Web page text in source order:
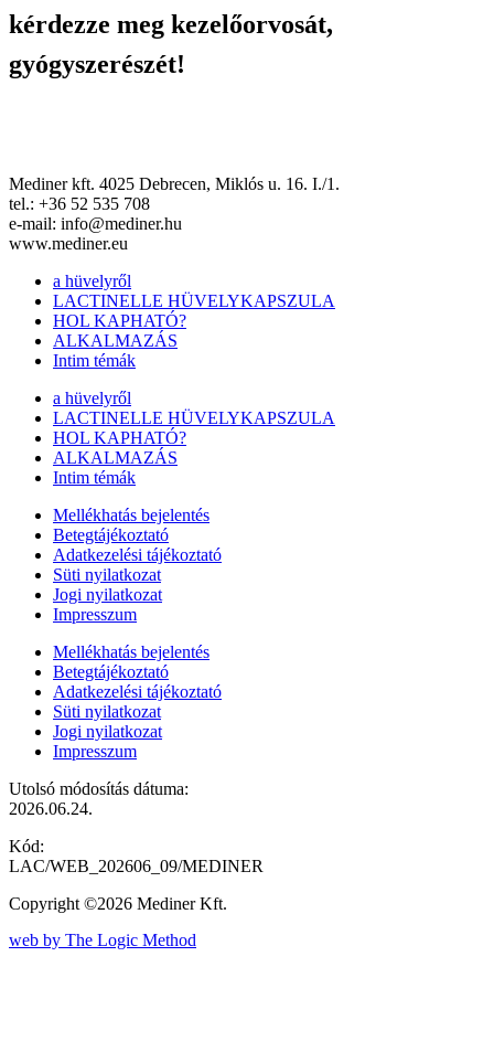
kérdezze meg kezelőorvosát,
gyógyszerészét!
Mediner kft. 4025 Debrecen, Miklós u. 16. I./1.
tel.: +36 52 535 708
e-mail: info@mediner.hu
www.mediner.eu
a hüvelyről
LACTINELLE HÜVELYKAPSZULA
HOL KAPHATÓ?
ALKALMAZÁS
Intim témák
a hüvelyről
LACTINELLE HÜVELYKAPSZULA
HOL KAPHATÓ?
ALKALMAZÁS
Intim témák
Mellékhatás bejelentés
Betegtájékoztató
Adatkezelési tájékoztató
Süti nyilatkozat
Jogi nyilatkozat
Impresszum
Mellékhatás bejelentés
Betegtájékoztató
Adatkezelési tájékoztató
Süti nyilatkozat
Jogi nyilatkozat
Impresszum
Utolsó módosítás dátuma:
2026.06.24.
Kód:
LAC/WEB_202606_09/MEDINER
Copyright ©2026 Mediner Kft.
web by The Logic Method